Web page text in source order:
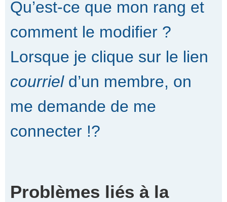
Qu’est-ce que mon rang et
comment le modifier ?
Lorsque je clique sur le lien
courrield’un membre, on
me demande de me
connecter !?
Problèmes liés à la